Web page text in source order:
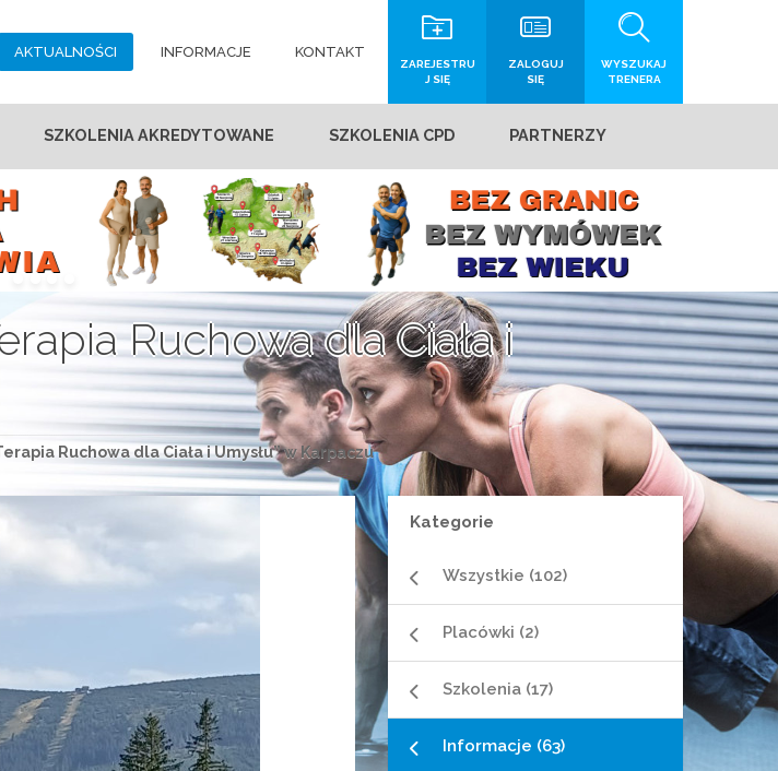
AKTUALNOŚCI INFORMACJE KONTAKT
WYSZUKAJ
TRENERA
ZALOGUJ
SIĘ
ZAREJESTRU
J SIĘ
SZKOLENIA AKREDYTOWANE SZKOLENIA CPD PARTNERZY
Ruchowa dla Ciała i
Ruchowa dla Ciała i Umysłu” w Karpaczu
Kategorie
Wszystkie (102)
Placówki (2)
Szkolenia (17)
Informacje (63)